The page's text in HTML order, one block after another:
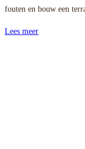
fouten en bouw een
Lees meer